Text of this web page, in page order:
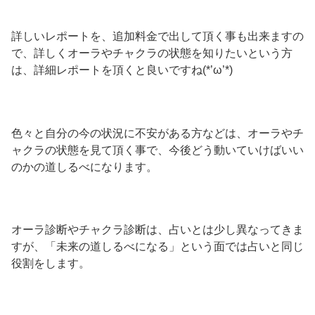
詳しいレポートを、追加料金で出して頂く事も出来ますの
で、詳しくオーラやチャクラの状態を知りたいという方
は、詳細レポートを頂くと良いですね(*’ω’*)
色々と自分の今の状況に不安がある方などは、オーラやチ
ャクラの状態を見て頂く事で、今後どう動いていけばいい
のかの道しるべになります。
オーラ診断やチャクラ診断は、占いとは少し異なってきま
すが、「未来の道しるべになる」という面では占いと同じ
役割をします。